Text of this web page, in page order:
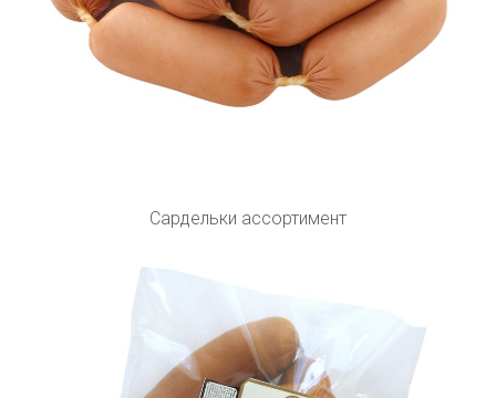
Сардельки ассортимент